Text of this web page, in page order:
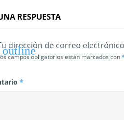
RESPUESTA
dirección de correo
campos obligatorios están marcados con*
*